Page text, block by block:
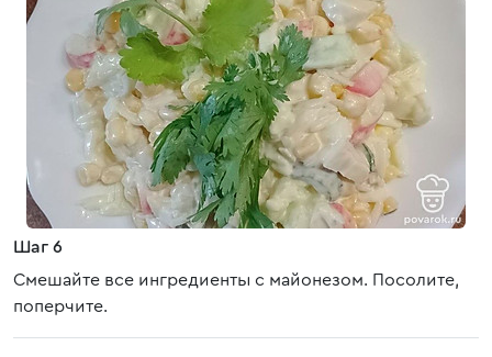
Шаг 6
Смешайте все ингредиенты с майонезом. Посолите,
поперчите.